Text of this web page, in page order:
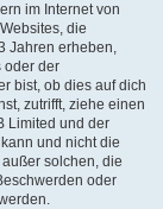
im Internet von
die
Jahren erheben,
oder der
bist, ob dies auf dich
zutrifft, ziehe einen
Limited und der
und nicht die
solchen, die
oder